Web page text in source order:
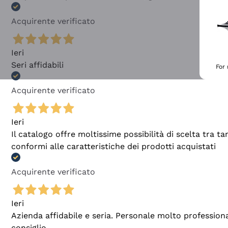
Acquirente verificato
Ieri
Seri affidabili
Acquirente verificato
Ieri
Il catalogo offre moltissime possibilità di scelta tra
conformi alle caratteristiche dei prodotti acquistati
Acquirente verificato
Ieri
Azienda affidabile e seria. Personale molto
For